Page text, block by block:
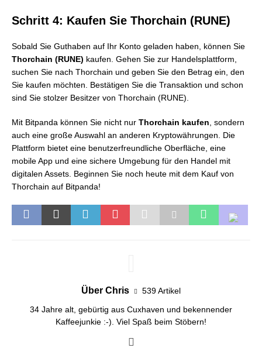
Schritt 4: Kaufen Sie Thorchain (RUNE)
Sobald Sie Guthaben auf Ihr Konto geladen haben, können Sie
Thorchain (RUNE) kaufen. Gehen Sie zur Handelsplattform,
suchen Sie nach Thorchain und geben Sie den Betrag ein, den
Sie kaufen möchten. Bestätigen Sie die Transaktion und schon
sind Sie stolzer Besitzer von Thorchain (RUNE).
Mit Bitpanda können Sie nicht nur Thorchain kaufen , sondern
auch eine große Auswahl an anderen Kryptowährungen. Die
Plattform bietet eine benutzerfreundliche Oberfläche, eine
mobile App und eine sichere Umgebung für den Handel mit
digitalen Assets. Beginnen Sie noch heute mit dem Kauf von
Thorchain auf Bitpanda!
Über Chris 539 Artikel
34 Jahre alt, gebürtig aus Cuxhaven und bekennender
Kaffeejunkie :-). Viel Spaß beim Stöbern!